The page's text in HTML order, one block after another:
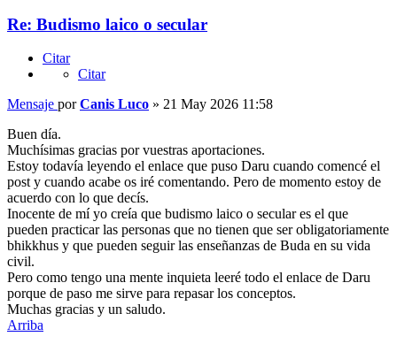
Re: Budismo laico o secular
Citar
Citar
Mensaje porCanis Luco » 21 May 2026 11:58
Buen día.
Muchísimas gracias por vuestras aportaciones.
Estoy todavía leyendo el enlace que puso Daru cuando comencé el
post y cuando acabe os iré comentando. Pero de momento estoy de
acuerdo con lo que decís.
Inocente de mí yo creía que budismo laico o secular es el que
pueden practicar las personas que no tienen que ser obligatoriamente
bhikkhus y que pueden seguir las enseñanzas de Buda en su vida
civil.
Pero como tengo una mente inquieta leeré todo el enlace de Daru
porque de paso me sirve para repasar los conceptos.
Muchas gracias y un saludo.
Arriba